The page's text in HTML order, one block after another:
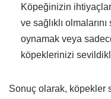
Köpeğinizin
ve sağlıklı
oynamak veya
köpeklerinizi
Sonuç olarak, köpekler